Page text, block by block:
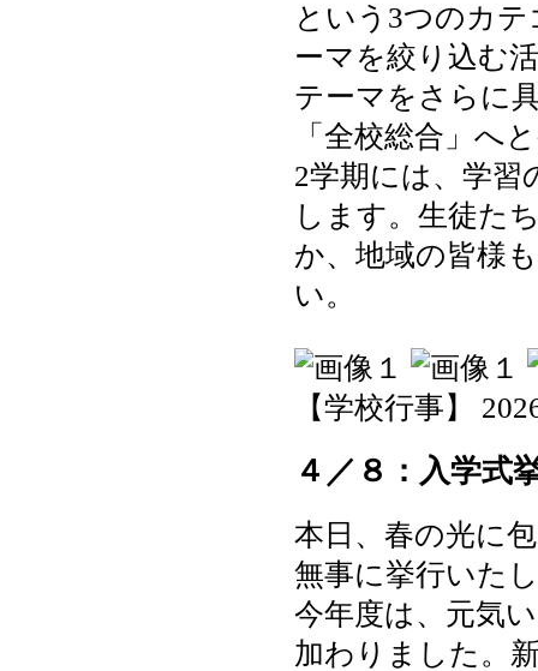
という3つのカ
ーマを絞り込む
テーマをさらに
「全校総合」へ
2学期には、学習
します。生徒た
か、地域の皆様
い。
【学校行事】
４／８：入学式
本日、春の光に
無事に挙行いた
今年度は、元気
加わりました。